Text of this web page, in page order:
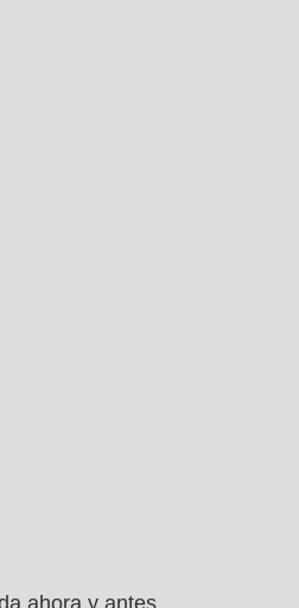
ahora y antes